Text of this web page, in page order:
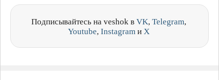
Подписывайтесь на veshok в VK, Telegram,
Youtube, Instagram и X